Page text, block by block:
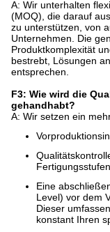
A: Wir unterhalten
(MOQ), die darauf
zu unterstützen, von
Unternehmen. Die
Produktkomplexität
bestrebt, Lösungen
entsprechen.
F3: Wie wird die
gehandhabt?
A: Wir setzen ein
Fertigungsstufen
Eine
Level) vor dem
Dieser
konstant Ihren